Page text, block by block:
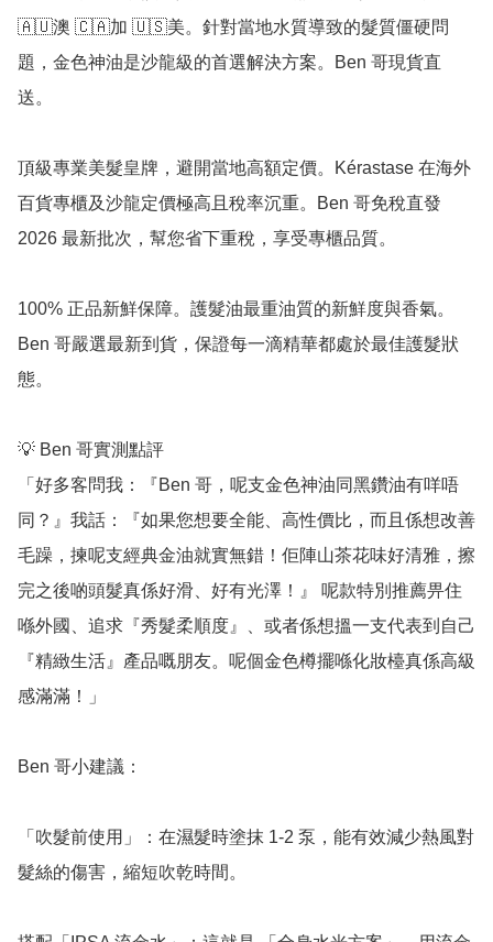
🇦🇺澳 🇨🇦加 🇺🇸美。針對當地水質導致的髮質僵硬問
題，金色神油是沙龍級的首選解決方案。Ben 哥現貨直
送。
頂級專業美髮皇牌，避開當地高額定價。Kérastase 在海外
百貨專櫃及沙龍定價極高且稅率沉重。Ben 哥免稅直發
2026 最新批次，幫您省下重稅，享受專櫃品質。
100% 正品新鮮保障。護髮油最重油質的新鮮度與香氣。
Ben 哥嚴選最新到貨，保證每一滴精華都處於最佳護髮狀
態。
💡 Ben 哥實測點評
「好多客問我：『Ben 哥，呢支金色神油同黑鑽油有咩唔
同？』我話：『如果您想要全能、高性價比，而且係想改善
毛躁，揀呢支經典金油就實無錯！佢陣山茶花味好清雅，擦
完之後啲頭髮真係好滑、好有光澤！』 呢款特別推薦畀住
喺外國、追求『秀髮柔順度』、或者係想搵一支代表到自己
『精緻生活』產品嘅朋友。呢個金色樽擺喺化妝檯真係高級
感滿滿！」
Ben 哥小建議：
「吹髮前使用」：在濕髮時塗抹 1-2 泵，能有效減少熱風對
髮絲的傷害，縮短吹乾時間。